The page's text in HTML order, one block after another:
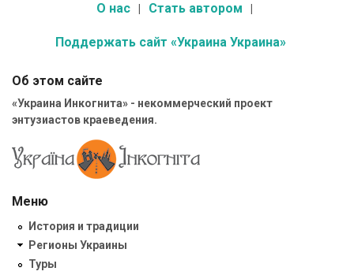
О нас Стать автором
Поддержать сайт «Украина Украина»
Об этом сайте
«Украина Инкогнита» - некоммерческий проект
энтузиастов краеведения.
Меню
История и традиции
Регионы Украины
Туры